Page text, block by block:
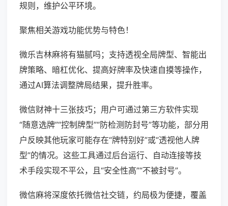
规则，维护公平环境。
聚焦相关游戏功能优势与特色！
微乐吉林麻将有猫腻吗；支持透视全局牌型、智能出
牌策略、暗杠优化、提高好牌率及快速自摸等操作，
通过AI算法调整牌局结果，提升胜率。
微信财神十三张技巧；用户可通过第三方软件实现
“随意选牌”“控制牌型”“防检测防封号”等功能，部分用
户反映其他玩家可能存在“牌特别好”或“透视他人牌
型”的情况。这些工具通过后台运行、自动连接等技
术手段实现不平公，且“安全性高”“不被封号”。
微信麻将深度依托微信社交链，约局极为便捷，覆盖